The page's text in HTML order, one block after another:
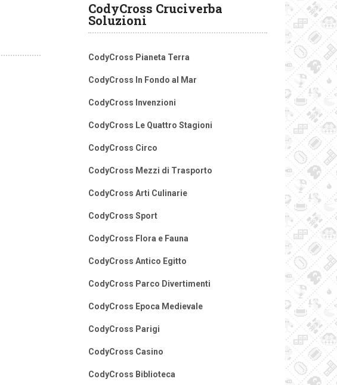
CodyCross Cruciverba
Soluzioni
CodyCross Pianeta Terra
CodyCross In Fondo al Mar
CodyCross Invenzioni
CodyCross Le Quattro Stagioni
CodyCross Circo
CodyCross Mezzi di Trasporto
CodyCross Arti Culinarie
CodyCross Sport
CodyCross Flora e Fauna
CodyCross Antico Egitto
CodyCross Parco Divertimenti
CodyCross Epoca Medievale
CodyCross Parigi
CodyCross Casino
CodyCross Biblioteca